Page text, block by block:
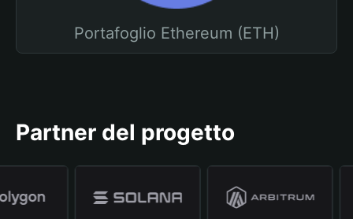
Portafoglio Ethereum (ETH)
Partner del progetto